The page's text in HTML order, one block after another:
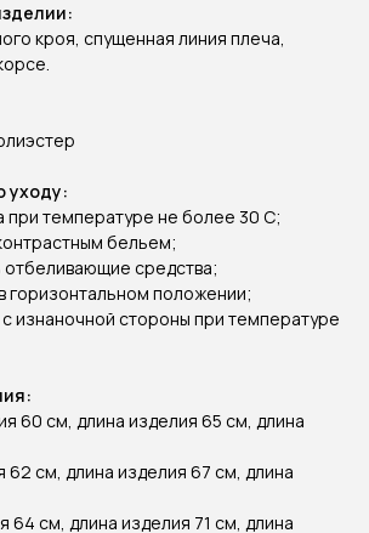
кроя, спущенная линия плеча,
уходу:
при температуре не более 30 C;
бельем;
отбеливающие средства;
горизонтальном положении;
изнаночной стороны при температуре
60 см, длина изделия 65 см, длина
62 см, длина изделия 67 см, длина
64 см, длина изделия 71 см, длина